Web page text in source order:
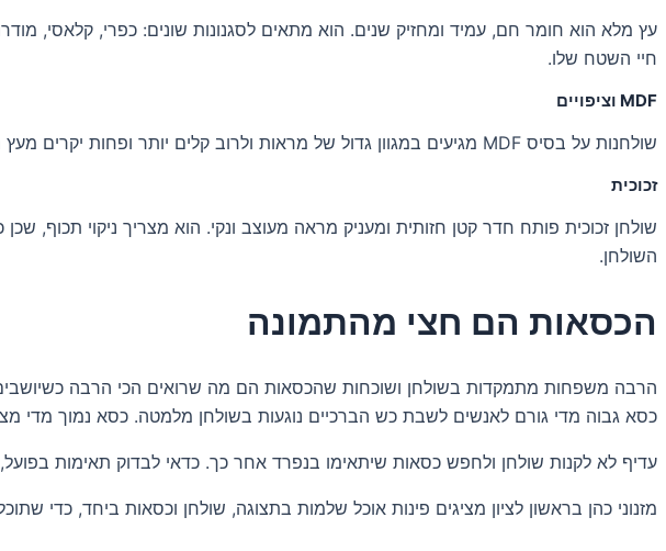
עץ מלא הוא חומר חם, עמיד ומחזיק שנים. הוא מתאים לסגנונות שונים: כפרי, קלאסי,
חיי השטח שלו.
MDF וציפויים
שולחנות על בסיס MDF מגיעים במגוון גדול של מראות ולרוב קלים יותר ופחות יקרים מעץ מלא. הם פחות עמידים לחבטות ולשריטות, אבל מחזיקים טוב כש משתמשים בהם בזהירות סבירה.
זכוכית
שולחן זכוכית פותח חדר קטן חזותית ומעניק מראה מעוצב ונקי. הוא מצריך ניקוי תכוף,
השולחן.
הכסאות הם חצי מהתמונה
כסא גבוה מדי גורם לאנשים לשבת כש הברכיים נוגעות בשולחן מלמטה. כסא נמוך מדי
עדיף לא לקנות שולחן ולחפש כסאות שיתאימו בנפרד אחר כך. כדאי לבדוק תאימות בפועל,
מזנוני כהן בראשון לציון מציגים פינות אוכל שלמות בתצוגה, שולחן וכסאות ביחד, כדי